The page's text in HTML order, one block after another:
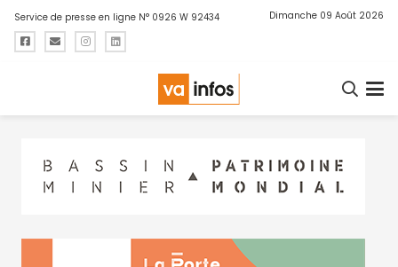
Service de presse en ligne N° 0926 W 92434 Dimanche 09 Août 2026